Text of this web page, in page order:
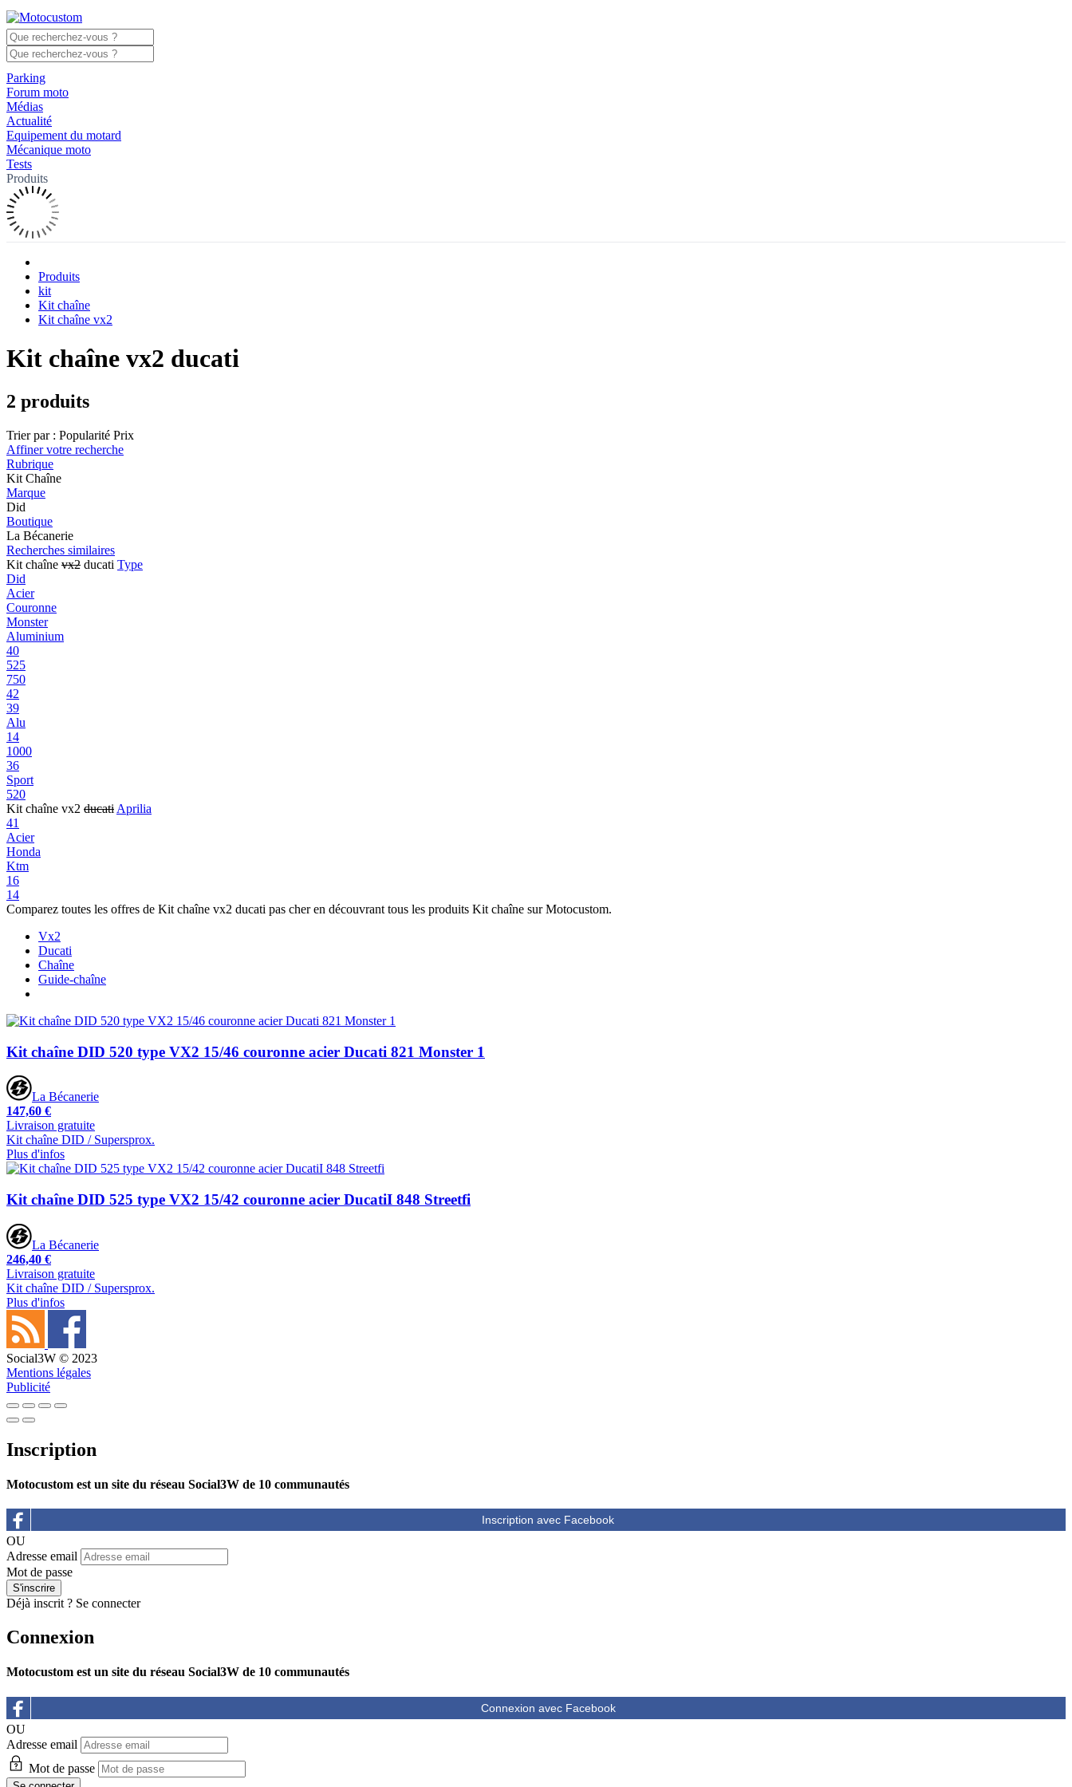
Parking
Forum moto
Médias
Actualité
Equipement du motard
Mécanique moto
Tests
Produits
Produits
kit
Kit chaîne
Kit chaîne vx2
Kit chaîne vx2 ducati
2 produits
Trier par : Popularité Prix
Affiner votre recherche
Rubrique
Kit Chaîne
Marque
Did
Boutique
La Bécanerie
Recherches similaires
Kit chaîne vx2 ducati Type
Did
Acier
Couronne
Monster
Aluminium
40
525
750
42
39
Alu
14
1000
36
Sport
520
Kit chaîne vx2 ducati Aprilia
41
Acier
Honda
Ktm
16
14
Comparez toutes les offres de Kit chaîne vx2 ducati pas cher en découvrant tous les produits Kit chaîne sur Motocustom.
Vx2
Ducati
Chaîne
Guide-chaîne
Kit chaîne DID 520 type VX2 15/46 couronne acier Ducati 821 Monster 1
La Bécanerie
147,60 €
Livraison gratuite
Kit chaîne DID / Supersprox.
Plus d'infos
Kit chaîne DID 525 type VX2 15/42 couronne acier DucatiI 848 Streetfi
La Bécanerie
246,40 €
Livraison gratuite
Kit chaîne DID / Supersprox.
Plus d'infos
Social3W © 2023
Mentions légales
Publicité
Inscription
Motocustom est un site du réseau Social3W de 10 communautés
OU
Adresse email
Mot de passe
Déjà inscrit ? Se connecter
Connexion
Motocustom est un site du réseau Social3W de 10 communautés
OU
Adresse email
Mot de passe